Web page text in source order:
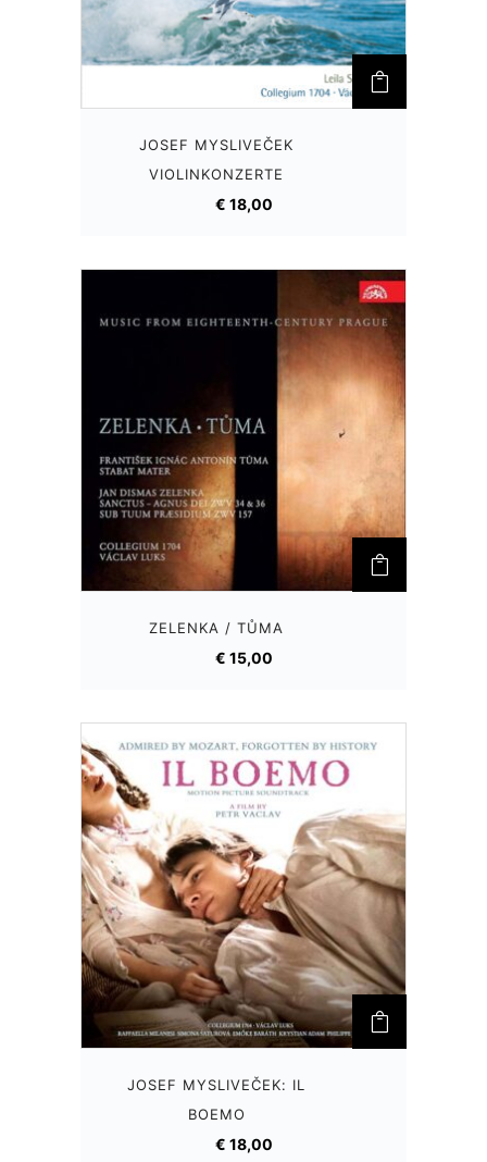
JOSEF MYSLIVEČEK
VIOLINKONZERTE
€ 18,00
ZELENKA / TŮMA
€ 15,00
JOSEF MYSLIVEČEK: IL
BOEMO
€ 18,00